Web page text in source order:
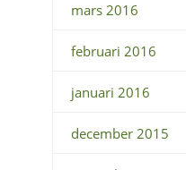
mars 2016
februari 2016
januari 2016
december 2015